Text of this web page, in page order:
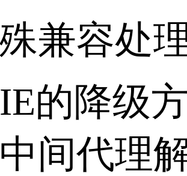
兼容处
的降级
间代理